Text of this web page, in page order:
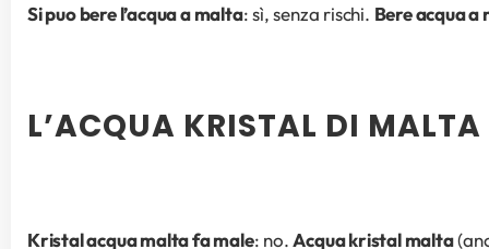
Si puo bere l’acqua a malta: sì, senza rischi. Bere acqua a
L’ACQUA KRISTAL DI
Kristal acqua malta fa male: no. Acqua kristal malta